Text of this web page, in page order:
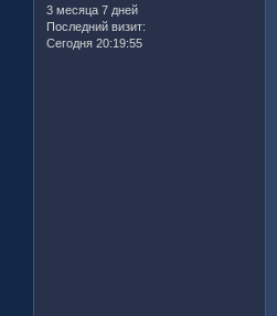
3 месяца 7 дней
Последний визит:
Сегодня 20:19:55